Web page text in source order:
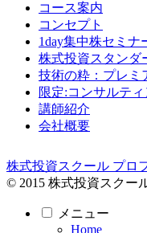
コース案内
コンセプト
1day集中株セミナ
株式投資スタンダ
技術の粋：プレミ
限定:コンサルテ
講師紹介
会社概要
株式投資スクール プロ
© 2015 株式投資スクー
メニュー
Home